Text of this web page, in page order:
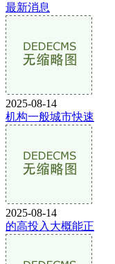
最新消息
2025-08-14
机构一般城市快速
2025-08-14
的高投入大概能正